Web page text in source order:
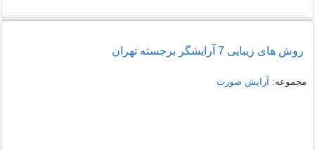
روش های زیبایی 7 آرایشگر برجسته تهران
مجموعه: آرایش صورت